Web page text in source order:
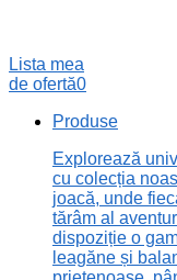
Lista mea
de ofertă0
Produse
Explorează
cu colecția
joacă, unde
tărâm al
dispoziție o
leagăne și